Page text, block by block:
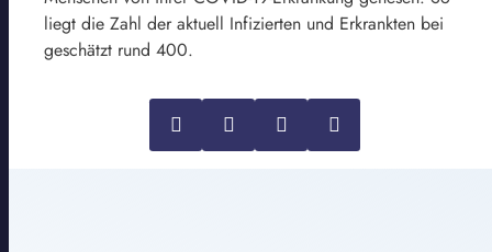
liegt die Zahl der aktuell Infizierten und Erkrankten bei
geschätzt rund 400.